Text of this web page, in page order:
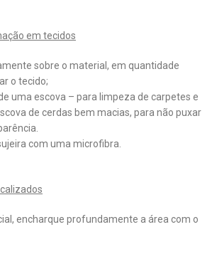
em tecidos
sobre o material, em quantidade
o tecido;
uma escova – para limpeza de carpetes e
de cerdas bem macias, para não puxar
com uma microfibra.
encharque profundamente a área com o